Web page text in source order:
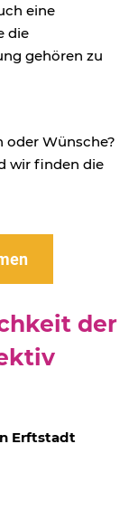
eine
die
gehören zu
oder Wünsche?
wir finden die
der
Erftstadt